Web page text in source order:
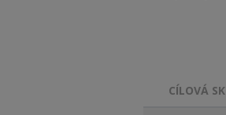
CÍLOVÁ